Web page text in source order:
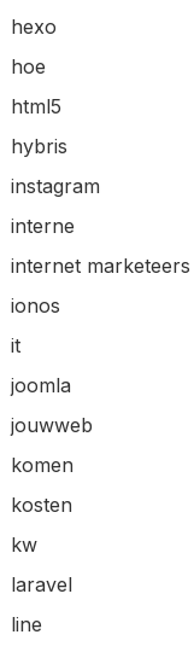
hexo
hoe
html5
hybris
instagram
interne
internet marketeers
ionos
it
joomla
jouwweb
komen
kosten
kw
laravel
line